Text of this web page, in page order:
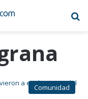
Comunidad